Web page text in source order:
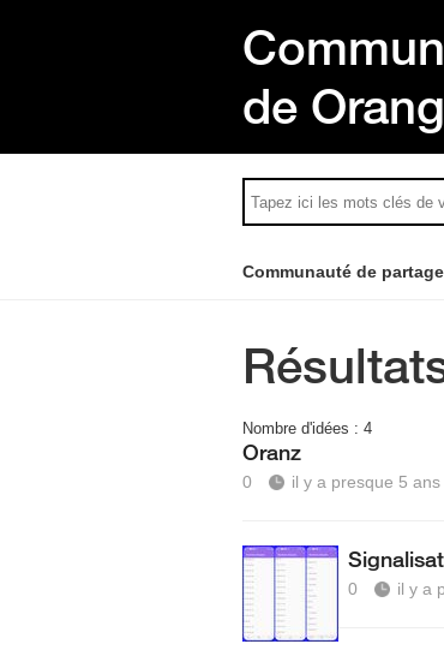
de
Communauté de
Nombre d'idées : 4
Oranz
0 il y a presque 5 ans
0 il y a